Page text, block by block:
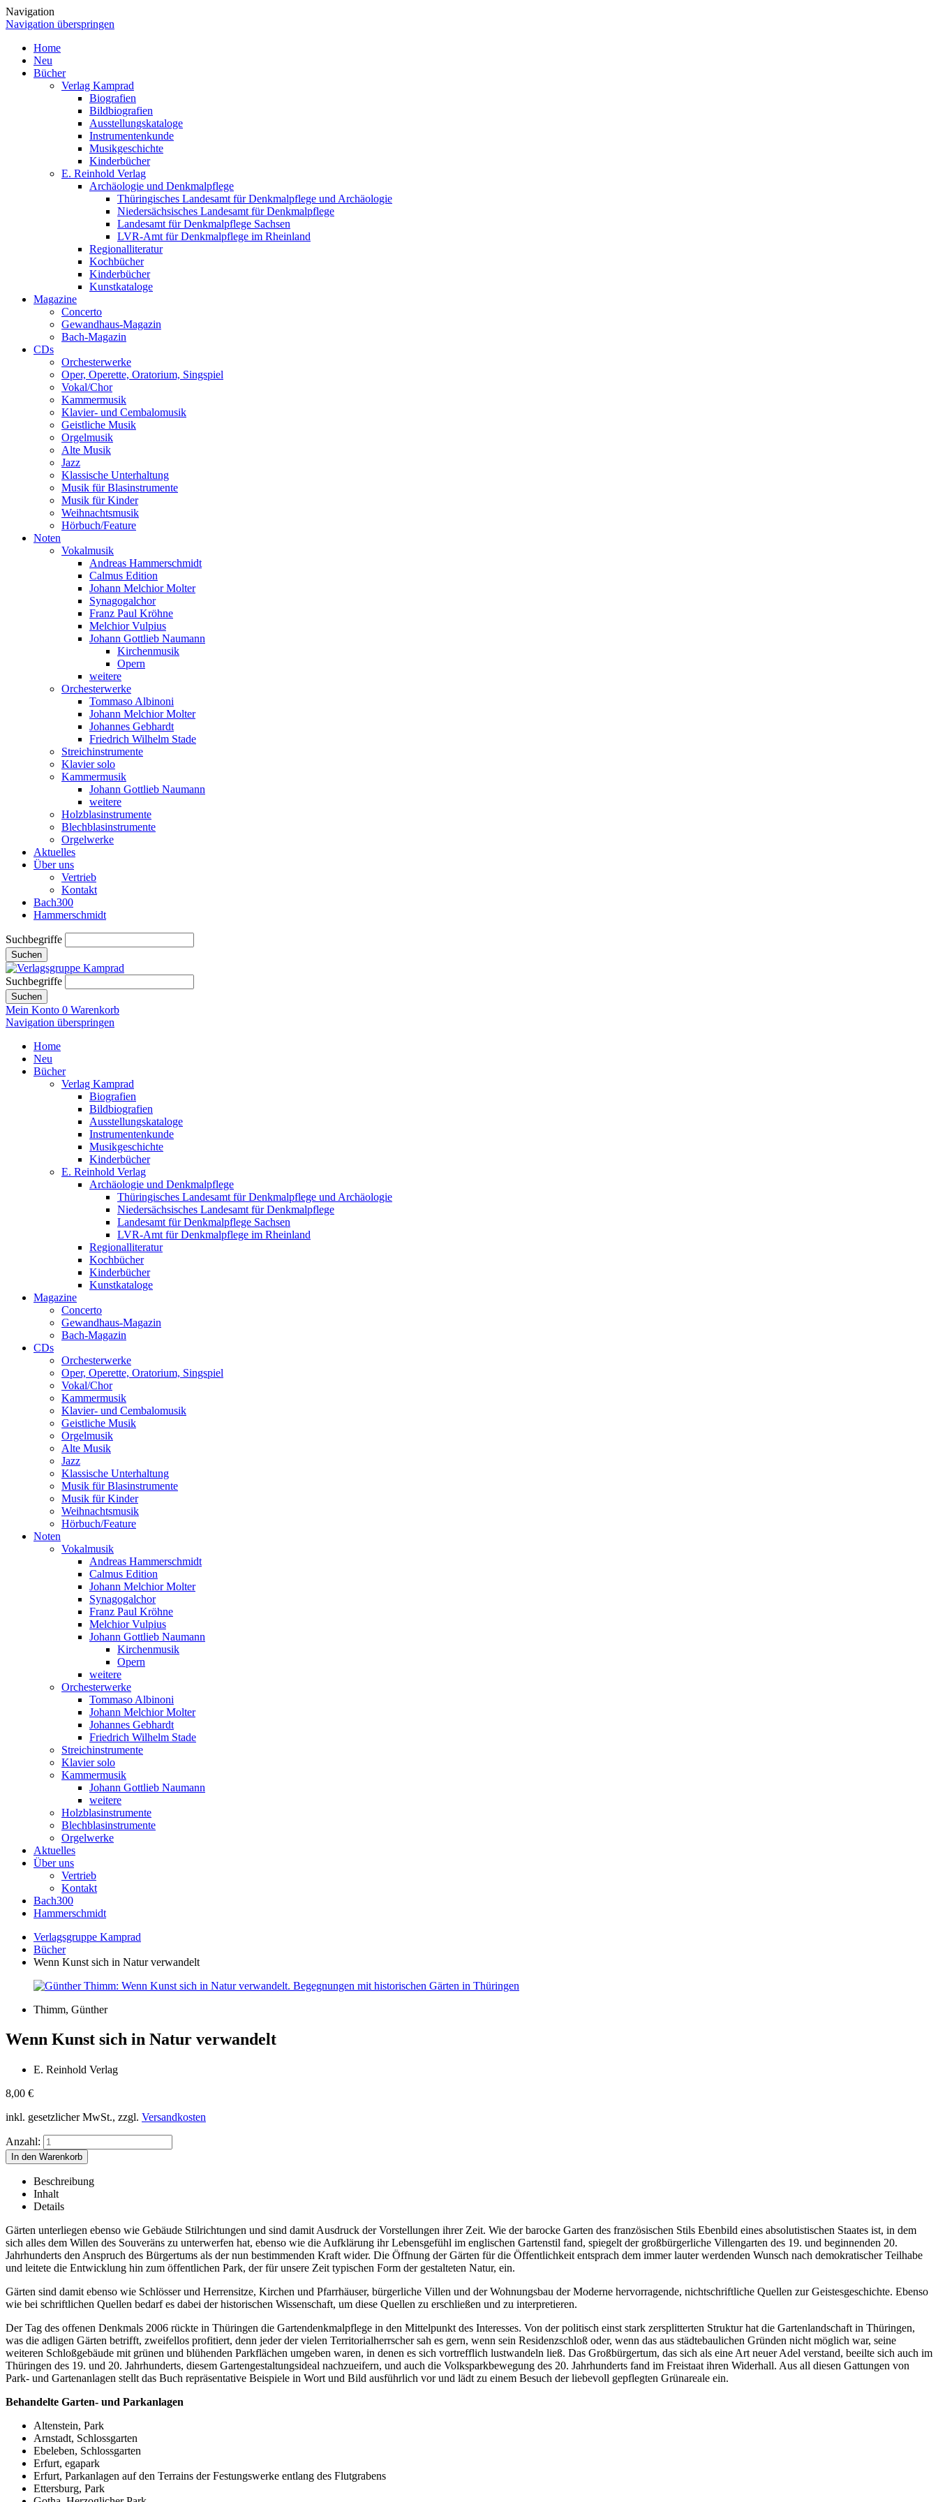
Navigation
Navigation überspringen
Home
Neu
Bücher
Verlag Kamprad
Biografien
Bildbiografien
Ausstellungskataloge
Instrumentenkunde
Musikgeschichte
Kinderbücher
E. Reinhold Verlag
Archäologie und Denkmalpflege
Thüringisches Landesamt für Denkmalpflege und Archäologie
Niedersächsisches Landesamt für Denkmalpflege
Landesamt für Denkmalpflege Sachsen
LVR-Amt für Denkmalpflege im Rheinland
Regionalliteratur
Kochbücher
Kinderbücher
Kunstkataloge
Magazine
Concerto
Gewandhaus-Magazin
Bach-Magazin
CDs
Orchesterwerke
Oper, Operette, Oratorium, Singspiel
Vokal/Chor
Kammermusik
Klavier- und Cembalomusik
Geistliche Musik
Orgelmusik
Alte Musik
Jazz
Klassische Unterhaltung
Musik für Blasinstrumente
Musik für Kinder
Weihnachtsmusik
Hörbuch/Feature
Noten
Vokalmusik
Andreas Hammerschmidt
Calmus Edition
Johann Melchior Molter
Synagogalchor
Franz Paul Kröhne
Melchior Vulpius
Johann Gottlieb Naumann
Kirchenmusik
Opern
weitere
Orchesterwerke
Tommaso Albinoni
Johann Melchior Molter
Johannes Gebhardt
Friedrich Wilhelm Stade
Streichinstrumente
Klavier solo
Kammermusik
Johann Gottlieb Naumann
weitere
Holzblasinstrumente
Blechblasinstrumente
Orgelwerke
Aktuelles
Über uns
Vertrieb
Kontakt
Bach300
Hammerschmidt
Suchbegriffe
Suchen
Suchbegriffe
Suchen
Mein Konto 0 Warenkorb
Navigation überspringen
Home
Neu
Bücher
Verlag Kamprad
Biografien
Bildbiografien
Ausstellungskataloge
Instrumentenkunde
Musikgeschichte
Kinderbücher
E. Reinhold Verlag
Archäologie und Denkmalpflege
Thüringisches Landesamt für Denkmalpflege und Archäologie
Niedersächsisches Landesamt für Denkmalpflege
Landesamt für Denkmalpflege Sachsen
LVR-Amt für Denkmalpflege im Rheinland
Regionalliteratur
Kochbücher
Kinderbücher
Kunstkataloge
Magazine
Concerto
Gewandhaus-Magazin
Bach-Magazin
CDs
Orchesterwerke
Oper, Operette, Oratorium, Singspiel
Vokal/Chor
Kammermusik
Klavier- und Cembalomusik
Geistliche Musik
Orgelmusik
Alte Musik
Jazz
Klassische Unterhaltung
Musik für Blasinstrumente
Musik für Kinder
Weihnachtsmusik
Hörbuch/Feature
Noten
Vokalmusik
Andreas Hammerschmidt
Calmus Edition
Johann Melchior Molter
Synagogalchor
Franz Paul Kröhne
Melchior Vulpius
Johann Gottlieb Naumann
Kirchenmusik
Opern
weitere
Orchesterwerke
Tommaso Albinoni
Johann Melchior Molter
Johannes Gebhardt
Friedrich Wilhelm Stade
Streichinstrumente
Klavier solo
Kammermusik
Johann Gottlieb Naumann
weitere
Holzblasinstrumente
Blechblasinstrumente
Orgelwerke
Aktuelles
Über uns
Vertrieb
Kontakt
Bach300
Hammerschmidt
Verlagsgruppe Kamprad
Bücher
Wenn Kunst sich in Natur verwandelt
Thimm, Günther
Wenn Kunst sich in Natur verwandelt
E. Reinhold Verlag
8,00 €
inkl. gesetzlicher MwSt., zzgl. Versandkosten
Anzahl:
Beschreibung
Inhalt
Details
Gärten unterliegen ebenso wie Gebäude Stilrichtungen und sind damit Ausdruck der Vorstellungen ihrer Zeit. Wie der barocke Garten des französischen Stils Ebenbild eines absolutistischen Staates ist, in dem
sich alles dem Willen des Souveräns zu unterwerfen hat, ebenso wie die Aufklärung ihr Lebensgefühl im englischen Gartenstil fand, spiegelt der großbürgerliche Villengarten des 19. und beginnenden 20.
Jahrhunderts den Anspruch des Bürgertums als der nun bestimmenden Kraft wider. Die Öffnung der Gärten für die Öffentlichkeit entsprach dem immer lauter werdenden Wunsch nach demokratischer Teilhabe
und leitete die Entwicklung hin zum öffentlichen Park, der für unsere Zeit typischen Form der gestalteten Natur, ein.
Gärten sind damit ebenso wie Schlösser und Herrensitze, Kirchen und Pfarrhäuser, bürgerliche Villen und der Wohnungsbau der Moderne hervorragende, nichtschriftliche Quellen zur Geistesgeschichte. Ebenso
wie bei schriftlichen Quellen bedarf es dabei der historischen Wissenschaft, um diese Quellen zu erschließen und zu interpretieren.
Der Tag des offenen Denkmals 2006 rückte in Thüringen die Gartendenkmalpflege in den Mittelpunkt des Interesses. Von der politisch einst stark zersplitterten Struktur hat die Gartenlandschaft in Thüringen,
was die adligen Gärten betrifft, zweifellos profitiert, denn jeder der vielen Territorialherrscher sah es gern, wenn sein Residenzschloß oder, wenn das aus städtebaulichen Gründen nicht möglich war, seine
weiteren Schloßgebäude mit grünen und blühenden Parkflächen umgeben waren, in denen es sich vortrefflich lustwandeln ließ. Das Großbürgertum, das sich als eine Art neuer Adel verstand, beeilte sich auch im
Thüringen des 19. und 20. Jahrhunderts, diesem Gartengestaltungsideal nachzueifern, und auch die Volksparkbewegung des 20. Jahrhunderts fand im Freistaat ihren Widerhall. Aus all diesen Gattungen von
Park- und Gartenanlagen stellt das Buch repräsentative Beispiele in Wort und Bild ausführlich vor und lädt zu einem Besuch der liebevoll gepflegten Grünareale ein.
Behandelte Garten- und Parkanlagen
Altenstein, Park
Arnstadt, Schlossgarten
Ebeleben, Schlossgarten
Erfurt, egapark
Erfurt, Parkanlagen auf den Terrains der Festungswerke entlang des Flutgrabens
Ettersburg, Park